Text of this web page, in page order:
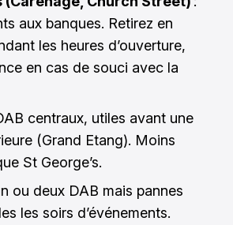
aux banques. Retirez en
les heures d’ouverture,
en cas de souci avec la
centraux, utiles avant une
(Grand Etang). Moins
St George’s.
ou deux DAB mais pannes
les soirs d’événements.